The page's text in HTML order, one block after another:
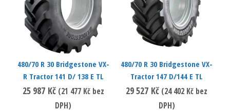
480/70 R 30 Bridgestone VX-
R Tractor 141 D/ 138 E TL
25 987 Kč (21 477 Kčbez
DPH)
480/70 R 30 Bridgestone VX-
Tractor 147 D/144 E TL
29 527 Kč (24 402 Kč bez
DPH)